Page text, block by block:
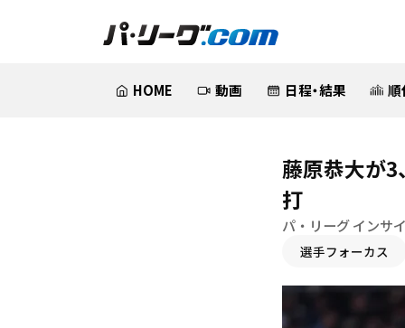
HOME 動画 日程・結果 順
藤原恭大が
打
パ・リーグ インサ
選手フォーカス